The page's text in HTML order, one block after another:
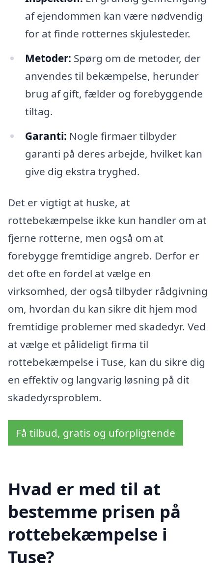
af ejendommen kan være nødvendig
for at finde rotternes skjulesteder.
Metoder: Spørg om de metoder, der
anvendes til bekæmpelse, herunder
brug af gift, fælder og forebyggende
tiltag.
Garanti: Nogle firmaer tilbyder
garanti på deres arbejde, hvilket kan
give dig ekstra tryghed.
Det er vigtigt at huske, at
rottebekæmpelse ikke kun handler om at
fjerne rotterne, men også om at
forebygge fremtidige angreb. Derfor er
det ofte en fordel at vælge en
virksomhed, der også tilbyder rådgivning
om, hvordan du kan sikre dit hjem mod
fremtidige problemer med skadedyr. Ved
at vælge et pålideligt firma til
rottebekæmpelse i Tuse, kan du sikre dig
en effektiv og langvarig løsning på dit
skadedyrsproblem.
Få tilbud, gratis og uforpligtende
Hvad er med til at
bestemme prisen på
rottebekæmpelse i
Tuse?